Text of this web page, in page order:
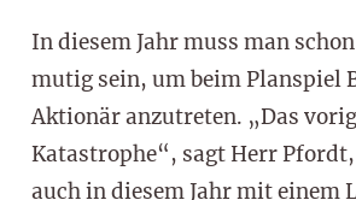
In diesem Jahr muss man
mutig sein, um beim Planspiel
Aktionär anzutreten. „Das
Katastrophe“, sagt Herr
auch in diesem Jahr mit einem